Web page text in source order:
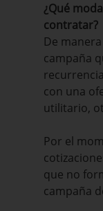
¿Qué
contratar?
De
campaña
con una
utilitario,
Por el
que no
campaña